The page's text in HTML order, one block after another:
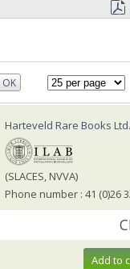
OK
Harteveld Rare Books Ltd.
(SLACES, NVVA)
Phone number : 41 (0)26
Add to